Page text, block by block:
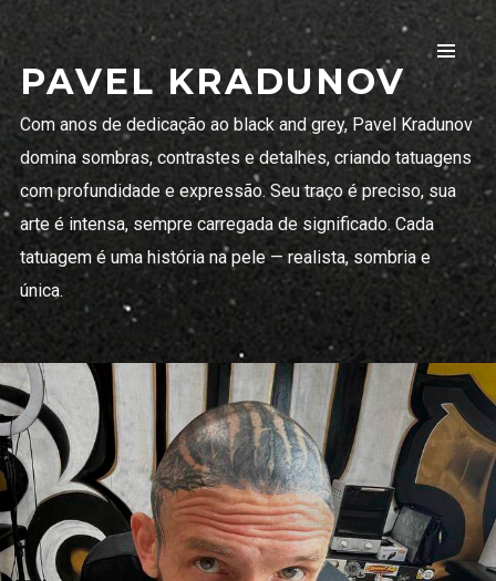
Rua das Algas 343, loja 2, Jurerê,
Florianópolis, SC, Brazi
+5548991921894(Whatsapp)
PAVEL KRADUNOV
Com anos de dedicação ao black and grey, Pavel Kradunov
domina sombras, contrastes e detalhes, criando tatuagens
com profundidade e expressão. Seu traço é preciso, sua
arte é intensa, sempre carregada de significado. Cada
tatuagem é uma história na pele — realista, sombria e
única.